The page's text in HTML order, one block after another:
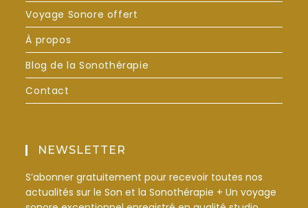
Voyage Sonore offert
À propos
Blog de la Sonothérapie
Contact
NEWSLETTER
S’abonner gratuitement pour recevoir toutes nos
actualités sur le Son et la Sonothérapie + Un voyage